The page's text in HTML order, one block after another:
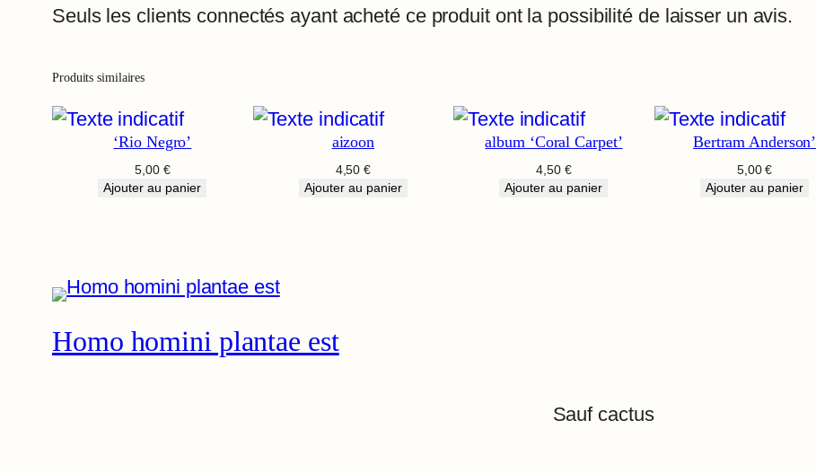
Seuls les clients connectés ayant acheté ce produit ont la possibilité de laisser un avis.
Produits similaires
‘Rio Negro’
5,00 €
Ajouter au panier
aizoon
4,50€
Ajouter au panier
album ‘Coral Carpet’
4,50 €
Ajouter au panier
Bertram Anderson’
5,00€
Ajouter au panier
Homo homini plantae est
Sauf cactus